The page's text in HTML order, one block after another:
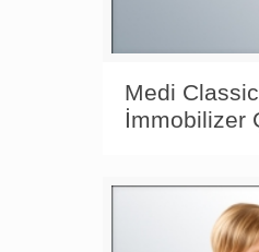
Medi
İmmobilizer